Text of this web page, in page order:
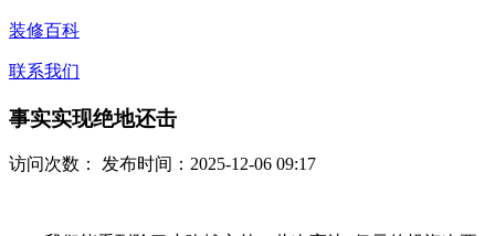
装修百科
联系我们
事实实现绝地还击
访问次数： 发布时间：2025-12-06 09:17